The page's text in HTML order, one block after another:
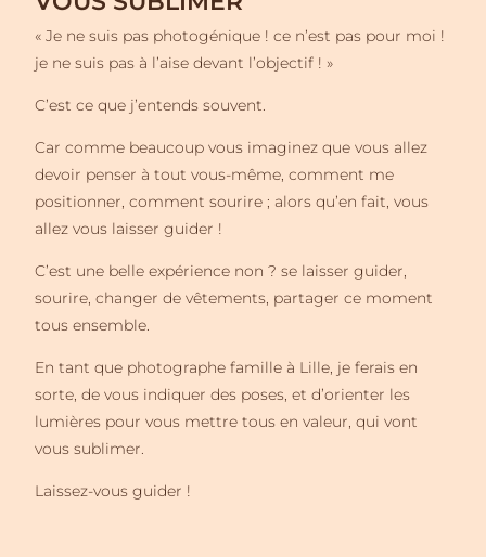
« Je ne suis pas photogénique ! ce n’est pas pour moi !
je ne suis pas à l’aise devant l’objectif ! »
C’est ce que j’entends souvent.
Car comme beaucoup vous imaginez que vous allez
devoir penser à tout vous-même, comment me
positionner, comment sourire ; alors qu’en fait, vous
allez vous laisser guider !
C’est une belle expérience non ? se laisser guider,
sourire, changer de vêtements, partager ce moment
tous ensemble.
En tant que photographe famille à Lille, je ferais en
sorte, de vous indiquer des poses, et d’orienter les
lumières pour vous mettre tous en valeur, qui vont
vous sublimer.
Laissez-vous guider !